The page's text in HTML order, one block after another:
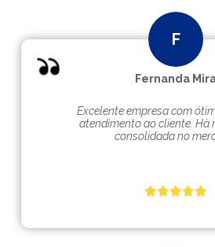
Fernanda
Excelente empresa com
atendimento ao cliente. Hà
consolidada no